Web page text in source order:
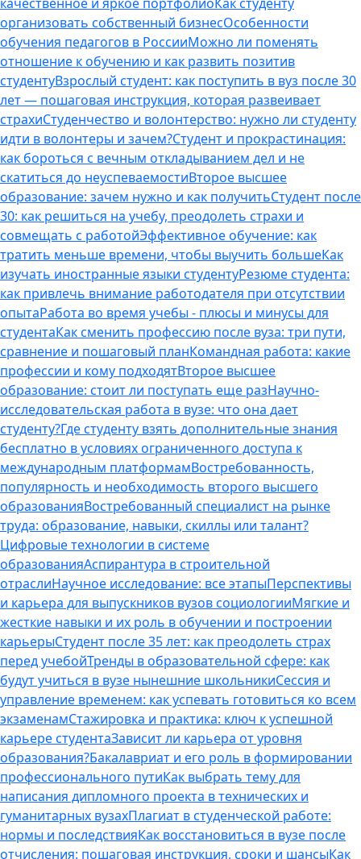
организовать собственный бизнесОсобенности
обучения педагогов в РоссииМожно ли поменять
отношение к обучению и как развить позитив
студентуВзрослый студент: как поступить в вуз после 30
лет — пошаговая инструкция, которая развеивает
страхиСтуденчество и волонтерство: нужно ли cтуденту
идти в волонтеры и зачем?Студент и прокрастинация:
как бороться с вечным откладыванием дел и не
скатиться до неуспеваемостиВторое высшее
образование: зачем нужно и как получитьСтудент после
30: как решиться на учебу, преодолеть страхи и
совмещать с работойЭффективное обучение: как
тратить меньше времени, чтобы выучить большеКак
изучать иностранные языки студентуРезюме студента:
как привлечь внимание работодателя при отсутствии
опытаРабота во время учебы - плюсы и минусы для
студентаКак сменить профессию после вуза: три пути,
сравнение и пошаговый планКомандная работа: какие
профессии и кому подходятВторое высшее
образование: стоит ли поступать еще разНаучно-
исследовательская работа в вузе: что она дает
студенту?Где студенту взять дополнительные знания
бесплатно в условиях ограниченного доступа к
международным платформамВостребованность,
популярность и необходимость второго высшего
образованияВостребованный специалист на рынке
труда: образование, навыки, скиллы или талант?
Цифровые технологии в системе
образованияАспирантура в строительной
отраслиНаучное исследование: все этапыПерспективы
и карьера для выпускников вузов социологииМягкие и
жесткие навыки и их роль в обучении и построении
карьерыСтудент после 35 лет: как преодолеть страх
перед учебойТренды в образовательной сфере: как
будут учиться в вузе нынешние школьникиСессия и
управление временем: как успевать готовиться ко всем
экзаменамСтажировка и практика: ключ к успешной
карьере студентаЗависит ли карьера от уровня
образования?Бакалавриат и его роль в формировании
профессионального путиКак выбрать тему для
написания дипломного проекта в технических и
гуманитарных вузахПлагиат в студенческой работе:
нормы и последствияКак восстановиться в вузе после
отчисления: пошаговая инструкция, сроки и шансыКак